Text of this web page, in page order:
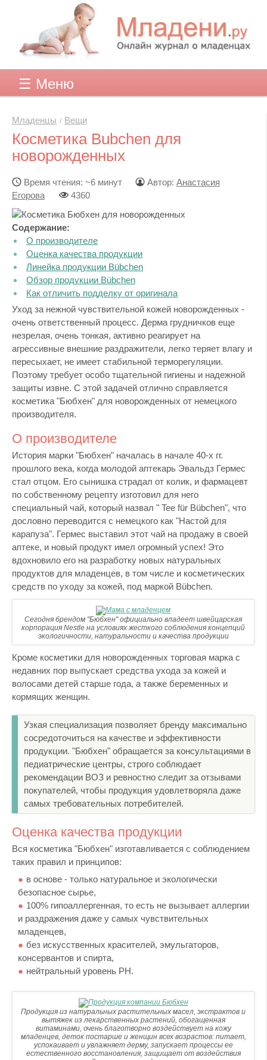
Младенцы Вещи
Косметика Bubchen для
новорожденных
Время чтения: ~6 минут Автор: Анастасия
Егорова
4360
Содержание:
О производителе
Оценка качества продукции
Линейка продукции Bübchen
Обзор продукции Bübchen
Как отличить подделку от оригинала
Уход за нежной чувствительной кожей новорожденных -
очень ответственный процесс. Дерма грудничков еще
незрелая, очень тонкая, активно реагирует на
агрессивные внешние раздражители, легко теряет влагу и
пересыхает, не имеет стабильной терморегуляции.
Поэтому требует особо тщательной гигиены и надежной
защиты извне. С этой задачей отлично справляется
косметика "Бюбхен" для новорожденных от немецкого
производителя.
О производителе
История марки "Бюбхен" началась в начале 40-х гг.
прошлого века, когда молодой аптекарь Эвальдз Гермес
стал отцом. Его сынишка страдал от колик, и фармацевт
по собственному рецепту изготовил для него
специальный чай, который назвал " Tee für Bübchen", что
дословно переводится с немецкого как "Настой для
карапуза". Гермес выставил этот чай на продажу в своей
аптеке, и новый продукт имел огромный успех! Это
вдохновило его на разработку новых натуральных
продуктов для младенцев, в том числе и косметических
средств по уходу за кожей, под маркой Bübchen.
Сегодня брендом "Бюбхен" официально владеет швейцарская
корпорация Nestle на условиях жесткого соблюдения концепций
экологичности, натуральности и качества продукции
Кроме косметики для новорожденных торговая марка с
недавних пор выпускает средства ухода за кожей и
волосами детей старше года, а также беременных и
кормящих женщин.
Узкая специализация позволяет бренду максимально
сосредоточиться на качестве и эффективности
продукции. "Бюбхен" обращается за консультациями в
педиатрические центры, строго соблюдает
рекомендации ВОЗ и ревностно следит за отзывами
покупателей, чтобы продукция удовлетворяла даже
самых требовательных потребителей.
Оценка качества продукции
Вся косметика "Бюбхен" изготавливается с соблюдением
таких правил и принципов:
в основе - только натуральное и экологически
безопасное сырье,
100% гипоаллергенная, то есть не вызывает аллергии
и раздражения даже у самых чувствительных
младенцев,
без искусственных красителей, эмульгаторов,
консервантов и спирта,
нейтральный уровень PH.
Продукция из натуральных растительных масел, экстрактов и
вытяжек из лекарственных растений, обогащенная
витаминами, очень благотворно воздействует на кожу
младенцев, деток постарше и женщин всех возрастов: питает,
успокаивает и увлажняет дерму, запускает процессы ее
естественного восстановления, защищает от воздействия
☰ Меню